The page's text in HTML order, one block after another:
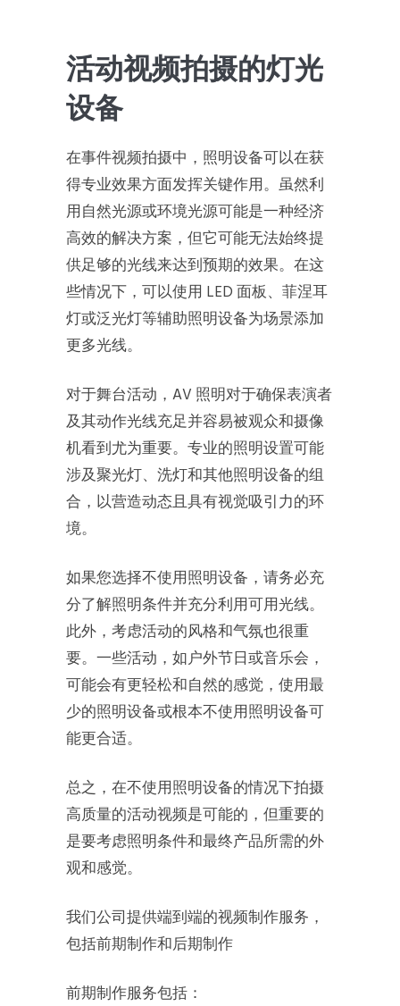
活动视频拍摄的灯光
设备
在事件视频拍摄中，照明设备可以在获
得专业效果方面发挥关键作用。虽然利
用自然光源或环境光源可能是一种经济
高效的解决方案，但它可能无法始终提
供足够的光线来达到预期的效果。在这
些情况下，可以使用 LED 面板、菲涅耳
灯或泛光灯等辅助照明设备为场景添加
更多光线。
对于舞台活动，AV 照明对于确保表演者
及其动作光线充足并容易被观众和摄像
机看到尤为重要。专业的照明设置可能
涉及聚光灯、洗灯和其他照明设备的组
合，以营造动态且具有视觉吸引力的环
境。
如果您选择不使用照明设备，请务必充
分了解照明条件并充分利用可用光线。
此外，考虑活动的风格和气氛也很重
要。一些活动，如户外节日或音乐会，
可能会有更轻松和自然的感觉，使用最
少的照明设备或根本不使用照明设备可
能更合适。
总之，在不使用照明设备的情况下拍摄
高质量的活动视频是可能的，但重要的
是要考虑照明条件和最终产品所需的外
观和感觉。
我们公司提供端到端的视频制作服务，
包括前期制作和后期制作
前期制作服务包括：